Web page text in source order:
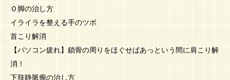
Ｏ脚の治し方
イライラを整える手のツボ
首こり解消
【パソコン疲れ】鎖骨の周りをほぐせばあっという間に肩こり解
消！
下肢静脈瘤の治し方